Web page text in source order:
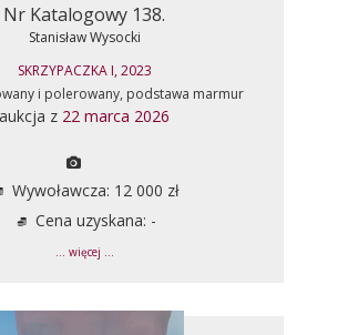
Nr Katalogowy 138.
Stanisław Wysocki
SKRZYPACZKA I, 2023
i polerowany, podstawa marmur
aukcja z 22 marca 2026
Wywoławcza: 12 000 zł
Cena uzyskana: -
... więcej ...